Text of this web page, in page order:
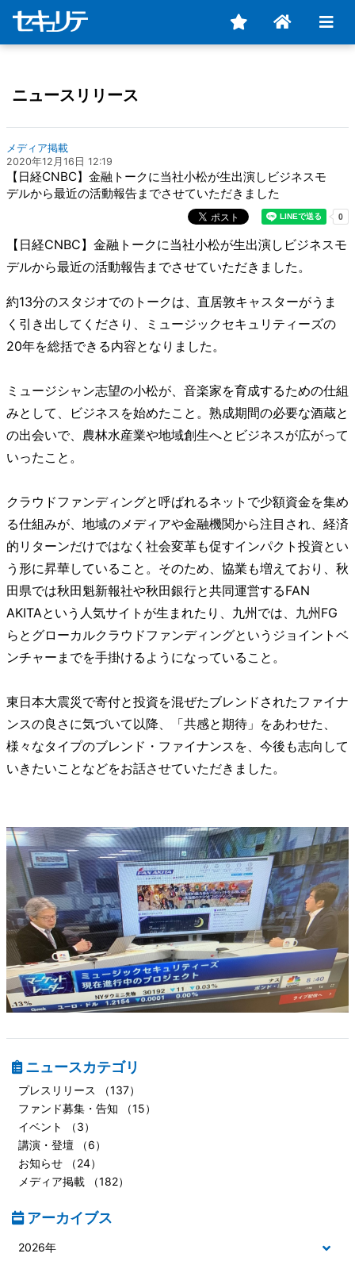
ニュースリリース
メディア掲載
2020年12月16日 12:19
【日経CNBC】金融トークに当社小松が生出演しビジネスモ
デルから最近の活動報告までさせていただきました
【日経CNBC】金融トークに当社小松が生出演しビジネスモ
デルから最近の活動報告までさせていただきました。
約13分のスタジオでのトークは、直居敦キャスターがうま
く引き出してくださり、ミュージックセキュリティーズの
20年を総括できる内容となりました。
ミュージシャン志望の小松が、音楽家を育成するための仕組
みとして、ビジネスを始めたこと。熟成期間の必要な酒蔵と
の出会いで、農林水産業や地域創生へとビジネスが広がって
いったこと。
クラウドファンディングと呼ばれるネットで少額資金を集め
る仕組みが、地域のメディアや金融機関から注目され、経済
的リターンだけではなく社会変革も促すインパクト投資とい
う形に昇華していること。そのため、協業も増えており、秋
田県では秋田魁新報社や秋田銀行と共同運営するFAN
AKITAという人気サイトが生まれたり、九州では、九州FG
らとグローカルクラウドファンディングというジョイントベ
ンチャーまでを手掛けるようになっていること。
東日本大震災で寄付と投資を混ぜたブレンドされたファイナ
ンスの良さに気づいて以降、「共感と期待」をあわせた、
様々なタイプのブレンド・ファイナンスを、今後も志向して
いきたいことなどをお話させていただきました。
ニュースカテゴリ
プレスリリース （137）
ファンド募集・告知 （15）
イベント （3）
講演・登壇 （6）
お知らせ （24）
メディア掲載 （182）
アーカイブス
2026年